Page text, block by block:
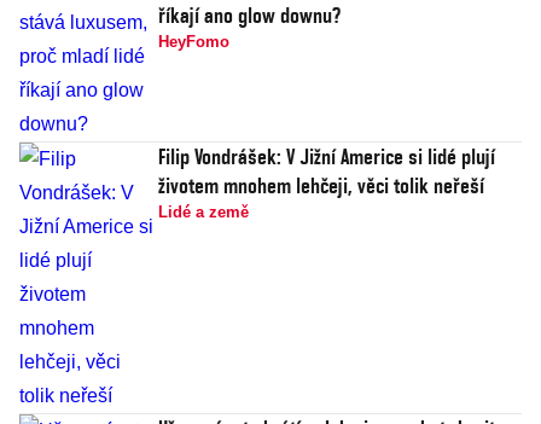
říkají ano glow downu?
HeyFomo
Filip Vondrášek: V Jižní Americe si lidé plují
životem mnohem lehčeji, věci tolik neřeší
Lidé a země